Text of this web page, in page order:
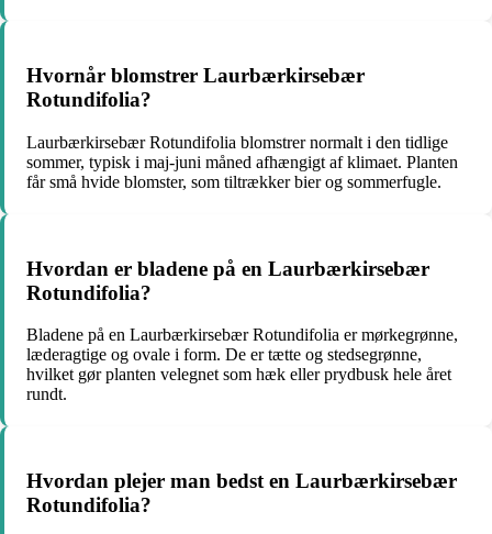
Hvornår blomstrer Laurbærkirsebær
Rotundifolia?
Laurbærkirsebær Rotundifolia blomstrer normalt i den tidlige
sommer, typisk i maj-juni måned afhængigt af klimaet. Planten
får små hvide blomster, som tiltrækker bier og sommerfugle.
Hvordan er bladene på en Laurbærkirsebær
Rotundifolia?
Bladene på en Laurbærkirsebær Rotundifolia er mørkegrønne,
læderagtige og ovale i form. De er tætte og stedsegrønne,
hvilket gør planten velegnet som hæk eller prydbusk hele året
rundt.
Hvordan plejer man bedst en Laurbærkirsebær
Rotundifolia?